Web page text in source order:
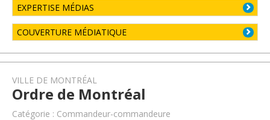
EXPERTISE MÉDIAS
COUVERTURE MÉDIATIQUE
VILLE DE MONTRÉAL
Ordre de Montréal
Catégorie : Commandeur-commandeure